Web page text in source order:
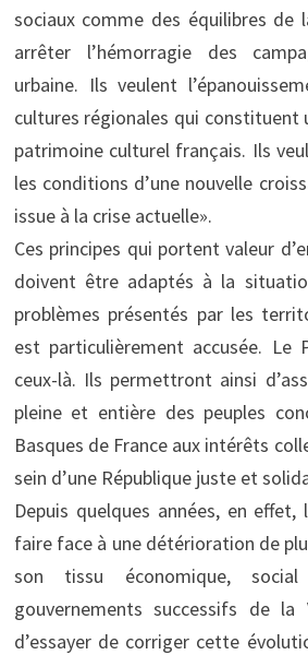
sociaux comme des équilibres de
arrêter l’hémorragie des
urbaine. Ils veulent
cultures régionales qui constituent
patrimoine culturel français. Ils
les conditions d’une nouvelle
issue à la crise actuelle».
Ces principes qui portent valeur
doivent être adaptés à la
problèmes présentés par les
est particulièrement accusée. Le
ceux-là. Ils permettront ainsi
pleine et entière des peuples
Basques de France aux intérêts
sein d’une République juste et
Depuis quelques années, en
faire face à une détérioration de
son tissu économique,
gouvernements successifs de la
d’essayer de corriger cette